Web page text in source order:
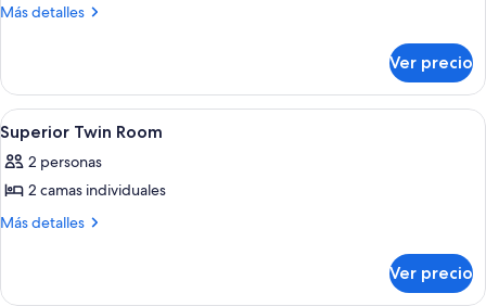
Más detalles
Más
(Corner)
Ver precio
Abrir
todas
las
fotos
de
Room
Minibar, caja de seguridad en la
2
Superior Twin Room
2 personas
2 camas individuales
Más detalles
Más
Twin
Ver precio